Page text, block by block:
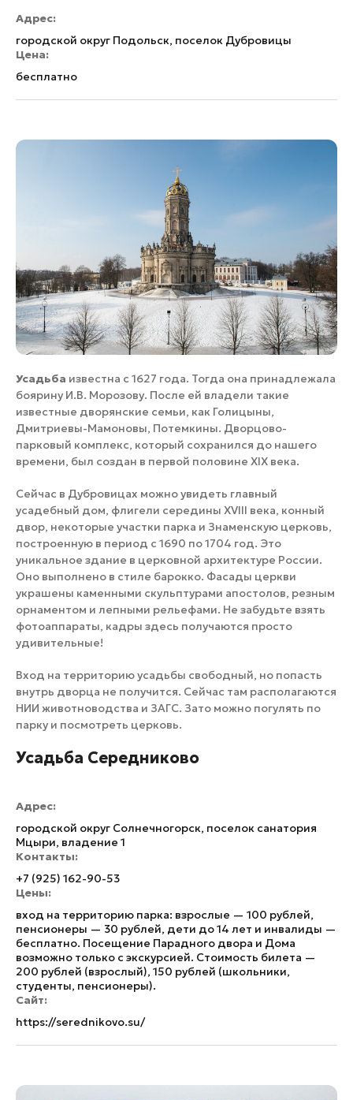
Адрес:
городской округ Подольск, поселок Дубровицы
Цена:
бесплатно
Усадьба известна с 1627 года. Тогда она принадлежала
боярину И.В. Морозову. После ей владели такие
известные дворянские семьи, как Голицыны,
Дмитриевы-Мамоновы, Потемкины. Дворцово-
парковый комплекс, который сохранился до нашего
времени, был создан в первой половине XIX века.
Сейчас в Дубровицах можно увидеть главный
усадебный дом, флигели середины XVIII века, конный
двор, некоторые участки парка и Знаменскую церковь,
построенную в период с 1690 по 1704 год. Это
уникальное здание в церковной архитектуре России.
Оно выполнено в стиле барокко. Фасады церкви
украшены каменными скульптурами апостолов, резным
орнаментом и лепными рельефами. Не забудьте взять
фотоаппараты, кадры здесь получаются просто
удивительные!
Вход на территорию усадьбы свободный, но попасть
внутрь дворца не получится. Сейчас там располагаются
НИИ животноводства и ЗАГС. Зато можно погулять по
парку и посмотреть церковь.
Усадьба Середниково
Адрес:
городской округ Солнечногорск, поселок санатория
Мцыри, владение 1
Контакты:
+7 (925) 162-90-53
Цены:
вход на территорию парка: взрослые — 100 рублей,
пенсионеры — 30 рублей, дети до 14 лет и инвалиды —
бесплатно. Посещение Парадного двора и Дома
возможно только с экскурсией. Стоимость билета —
200 рублей (взрослый), 150 рублей (школьники,
студенты, пенсионеры).
Сайт:
https://serednikovo.su/